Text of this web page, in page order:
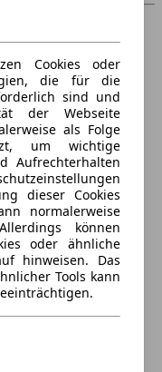
Cookies oder
die für die
sind und
der Webseite
als Folge
um wichtige
Aufrechterhalten
dieser Cookies
normalerweise
können
oder ähnliche
hinweisen. Das
Tools kann